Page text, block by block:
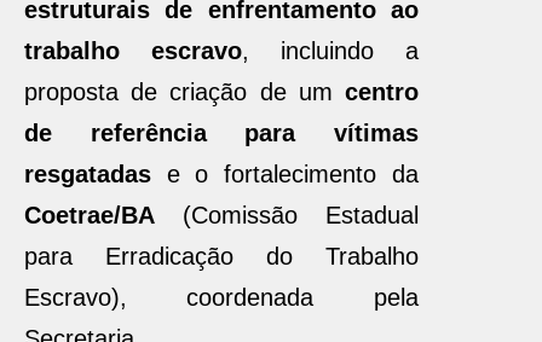
estruturais de enfrentamento ao
trabalho escravo, incluindo a
proposta de criação de um centro
de referência para vítimas
resgatadas e o fortalecimento da
Coetrae/BA (Comissão Estadual
para Erradicação do Trabalho
Escravo), coordenada pela